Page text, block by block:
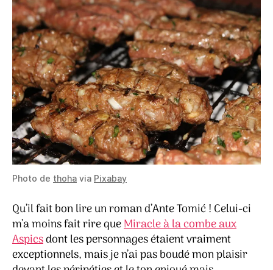
Photo de thoha via Pixabay
Qu’il fait bon lire un roman d’Ante Tomić ! Celui-ci
m’a moins fait rire queMiracle à la combe aux
Aspicsdont les personnages étaient vraiment
exceptionnels, mais je n’ai pas boudé mon plaisir